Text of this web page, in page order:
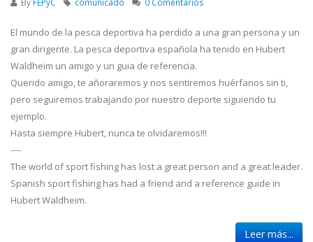
By FEPyC comunicado 0 Comentarios
El mundo de la pesca deportiva ha perdido a una gran persona y un
gran dirigente. La pesca deportiva española ha tenido en Hubert
Waldheim un amigo y un guia de referencia.
Querido amigo, te añoraremos y nos sentiremos huérfanos sin ti,
pero seguiremos trabajando por nuestro deporte siguiendo tu
ejemplo.
Hasta siempre Hubert, nunca te olvidaremos!!!
----
The world of sport fishing has lost a great person and a great leader.
Spanish sport fishing has had a friend and a reference guide in
Hubert Waldheim.
Leer más...